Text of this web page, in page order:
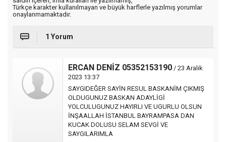
Türkçe karakter kullanılmayan ve büyük harflerle yazılmış yorumlar
onaylanmamaktadır.
1 Yorum
ERCAN DENİZ 05352153190 / 23 Aralık
2023 13:37
SAYGIDEĞER SAYİN RESUL BASKANİM ÇIKMIŞ
OLDUGUNUZ BASKAN ADAYLİGİ
YOLCULUGUNUZ HAYIRLI VE UGURLU OLSUN
İNŞAALLAH İSTANBUL BAYRAMPASA DAN
KUCAK DOLUSU SELAM SEVGİ VE
SAYGILARIMLA